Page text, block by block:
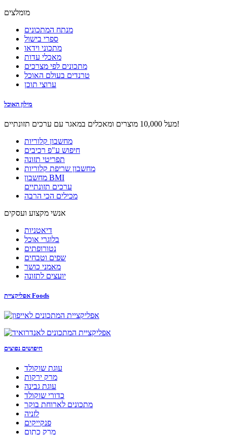
מומלצים
מנתח המתכונים
ספרי בישול
מתכוני וידאו
מאכלי עדות
מתכונים לפי מצרכים
טרנדים בעולם האוכל
ערוצי תוכן
מילון האוכל
מעל 10,000 מוצרים ומאכלים במאגר עם ערכים תזונתיים!
מחשבון קלוריות
חיפוש ע"פ רכיבים
תפריטי תזונה
מחשבון שריפת קלוריות
מחשבון BMI
ערכים תזונתיים
מכילים הכי הרבה
אנשי מקצוע ועסקים
דיאטניות
בלוגרי אוכל
נטורופתים
שפים וטבחים
מאמני כושר
יועצים לתזונה
אפליקציית Foods
חיפושים נפוצים
עוגת שוקולד
מרק ירקות
עוגת גבינה
כדורי שוקולד
מתכונים לארוחת בוקר
לזניה
פנקייקים
מרק כתום